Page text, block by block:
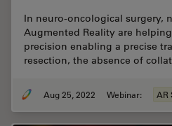
In neuro-oncological surgery,
Augmented Reality are
precision enabling a precise
resection, the absence of
Aug 25, 2022 Webinar: AR